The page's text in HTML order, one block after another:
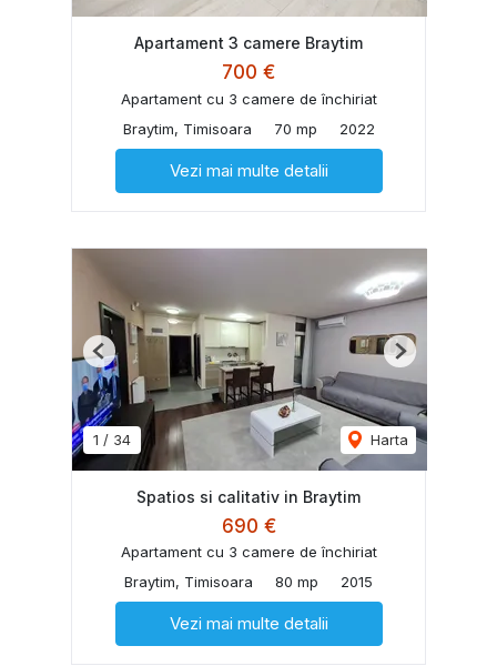
Apartament 3 camere Braytim
700 €
Apartament cu 3 camere de închiriat
Braytim, Timisoara
70 mp 2022
Vezi mai multe detalii
1 / 34 Harta
Previous Next
Spatios si calitativ in Braytim
690 €
Apartament cu 3 camere de închiriat
Braytim, Timisoara
80 mp 2015
Vezi mai multe detalii